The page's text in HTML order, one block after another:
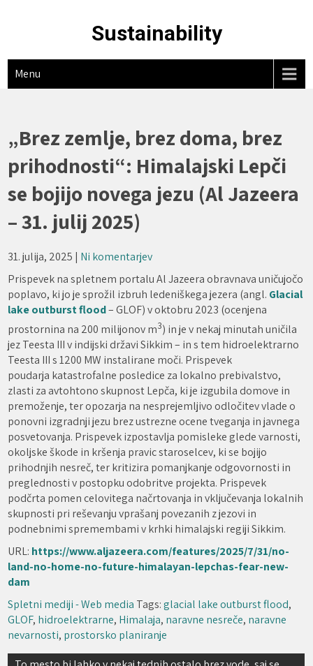
Sustainability
Menu
„Brez zemlje, brez doma, brez
prihodnosti“: Himalajski Lepči
se bojijo novega jezu (Al Jazeera
– 31. julij 2025)
31. julija, 2025 | Ni komentarjev
Prispevek na spletnem portalu Al Jazeera obravnava uničujočo
poplavo, ki jo je sprožil izbruh ledeniškega jezera (angl. Glacial
lake outburst flood– GLOF) v oktobru 2023 (ocenjena
prostornina na 200 milijonov m3) in je v nekaj minutah uničila
jez Teesta III v indijski državi Sikkim – in s tem hidroelektrarno
Teesta III s 1200 MW instalirane moči. Prispevek
poudarja katastrofalne posledice za lokalno prebivalstvo,
zlasti za avtohtono skupnost Lepča, ki je izgubila domove in
premoženje, ter opozarja na nesprejemljivo odločitev vlade o
ponovni izgradnji jezu brez ustrezne ocene tveganja in javnega
posvetovanja. Prispevek izpostavlja pomisleke glede varnosti,
okoljske škode in kršenja pravic staroselcev, ki se bojijo
prihodnjih nesreč, ter kritizira pomanjkanje odgovornosti in
preglednosti v postopku odobritve projekta. Prispevek
podčrta pomen celovitega načrtovanja in vključevanja lokalnih
skupnosti pri reševanju vprašanj povezanih z jezovi in
podnebnimi spremembami v krhki himalajski regiji Sikkim.
URL: https://www.aljazeera.com/features/2025/7/31/no-
land-no-home-no-future-himalayan-lepchas-fear-new-
dam
Spletni mediji - Web media Tags:glacial lake outburst flood,
GLOF, hidroelektrarne, Himalaja, naravne nesreče, naravne
nevarnosti, prostorsko planiranje